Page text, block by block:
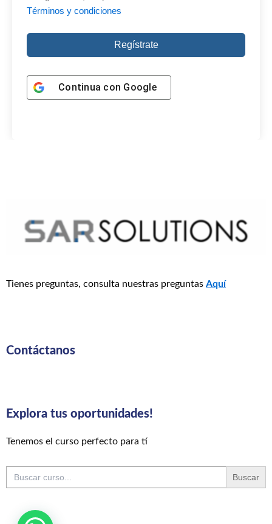
Términos y condiciones
Regístrate
Continua con Google
Tienes preguntas, consulta nuestras preguntas Aquí
Contáctanos
Explora tus oportunidades!
Tenemos el curso perfecto para tí
Buscar: